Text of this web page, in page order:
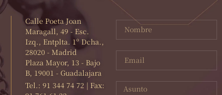
Calle Poeta Joan
Maragall, 49 - Esc.
Izq., Entplta. 1º Dcha.,
28020 - Madrid
Plaza Mayor, 13 - Bajo
B, 19001 - Guadalajara
Tel.: 91 344 74 72 | Fax: